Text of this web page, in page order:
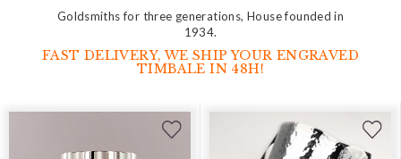
Goldsmiths for three generations, House founded in
1934.
FAST DELIVERY, WE SHIP YOUR ENGRAVED
TIMBALE IN 48H!